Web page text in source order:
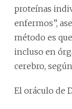
proteínas
enfermos”,
método es
incluso en
cerebro,
El oráculo de